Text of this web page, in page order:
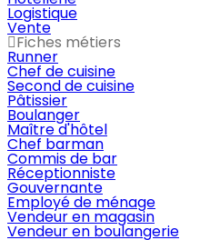
Logistique
Vente
Fiches métiers
Runner
Chef de cuisine
Second de cuisine
Pâtissier
Boulanger
Maître d'hôtel
Chef barman
Commis de bar
Réceptionniste
Gouvernante
Employé de ménage
Vendeur en magasin
Vendeur en boulangerie